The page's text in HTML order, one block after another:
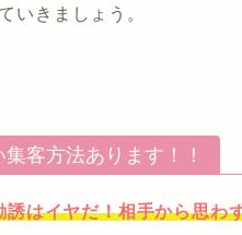
いきましょう。
客方法あります！！
誘はイヤだ！相手から思わ